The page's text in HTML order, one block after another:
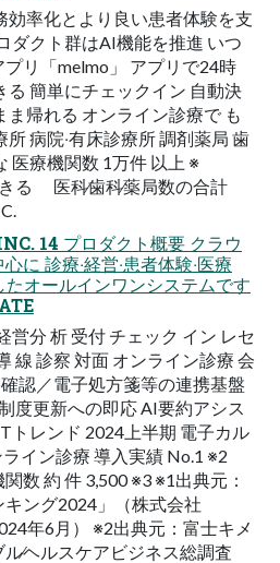
効率化とより良い患者体験を⽀
ダクト群はAI機能を推進 いつ
リ「melmo」 アプリで24時
る 簡単にチェックイン ⾃動決
ま帰れる オンライン診療で も
所 病院‧有床診療所 調剤薬局 ⻭
医療機関数 1万件 以上 ※
る 医科∕⻭科∕薬局数の合計
14 プロダクト概要 クラウ
に 診療‧経営‧患者体験‧医療
オールインワンシステムです
営分 析 受付 チェック イン レセ
線 診察 対⾯ オンライン診療 会
認／電子処方箋等の連携基盤
度更新への即応 AI要約アシス
トレンド 2024上半期 電子カル
イン診療 導入実績 No.1 ※2
数 約 件 3,500 ※3 ※1出典元：
キング2024」（株式会社
年6⽉） ※2出典元：富⼠キメ
∕ヘルスケアビジネス総調査